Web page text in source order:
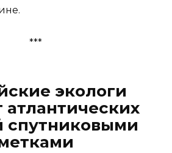
***
экологи
атлантических
спутниковыми